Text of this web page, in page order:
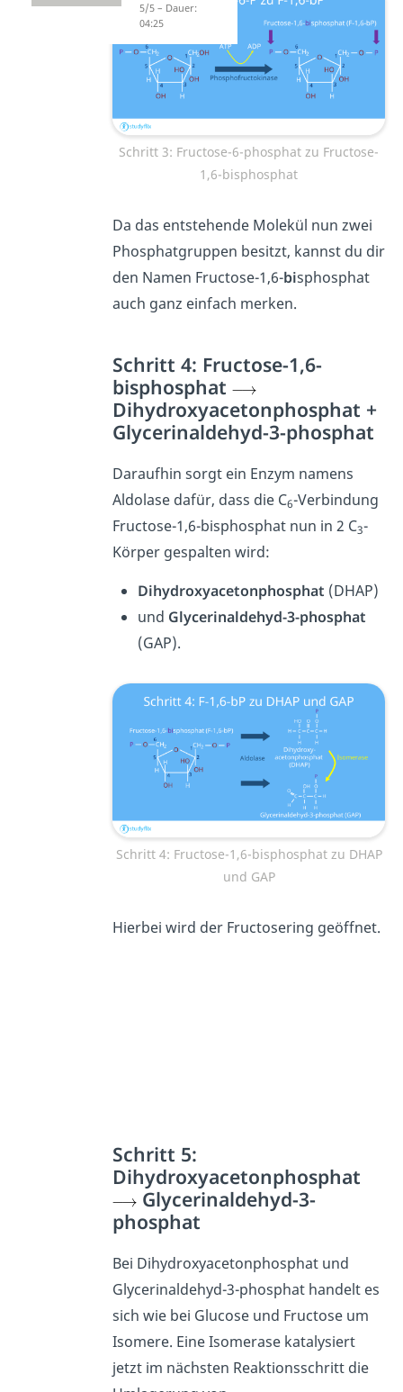
Schritt 3: Fructose-6-phosphat zu Fructose-
1,6-bisphosphat
Da das entstehende Molekül nun zwei
Phosphatgruppen besitzt, kannst du dir
den Namen Fructose-1,6-bisphosphat
auch ganz einfach merken.
Schritt 4: Fructose-1,6-
bisphosphat
Dihydroxyacetonphosphat +
Glycerinaldehyd-3-phosphat
Daraufhin sorgt ein Enzym namens
Aldolase dafür, dass die C6-Verbindung
Fructose-1,6-bisphosphat nun in 2 C3-
Körper gespalten wird:
Dihydroxyacetonphosphat (DHAP)
und Glycerinaldehyd-3-phosphat
(GAP).
Schritt 4: Fructose-1,6-bisphosphat zu DHAP
und GAP
Hierbei wird der Fructosering geöffnet.
Schritt 5:
Dihydroxyacetonphosphat
Glycerinaldehyd-3-
phosphat
Bei Dihydroxyacetonphosphat und
Glycerinaldehyd-3-phosphat handelt es
sich wie bei Glucose und Fructose um
Isomere. Eine Isomerase katalysiert
jetzt im nächsten Reaktionsschritt die
5/5 – Dauer:
04:25